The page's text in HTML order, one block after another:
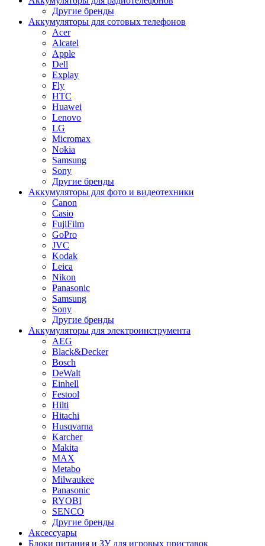
Другие бренды
Аккумуляторы для сотовых телефонов
Acer
Alcatel
Apple
Dell
Explay
Fly
HTC
Huawei
Lenovo
LG
Micromax
Nokia
Samsung
Sony
Другие бренды
Аккумуляторы для фото и видеотехники
Canon
Casio
FujiFilm
GoPro
JVC
Kodak
Leica
Nikon
Panasonic
Samsung
Sony
Другие бренды
Аккумуляторы для электроинструмента
AEG
Black&Decker
Bosch
DeWalt
Einhell
Festool
Hilti
Hitachi
Husqvarna
Karcher
Makita
MAX
Metabo
Milwaukee
Panasonic
RYOBI
SENCO
Другие бренды
Аксессуары
Блоки питания и ЗУ для игровых приставок